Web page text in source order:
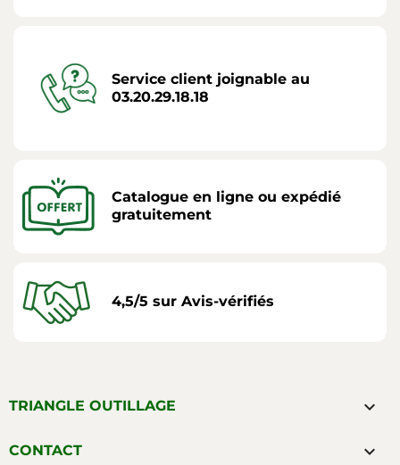
Service client joignable au
03.20.29.18.18
Catalogue en ligne ou expédié
gratuitement
4,5/5 sur Avis-vérifiés
TRIANGLE OUTILLAGE 
CONTACT 